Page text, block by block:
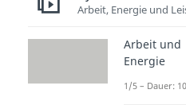
zur
Körpern
Arbeit, Energie und
Arbeit und
Energie
1/5 – Dauer: